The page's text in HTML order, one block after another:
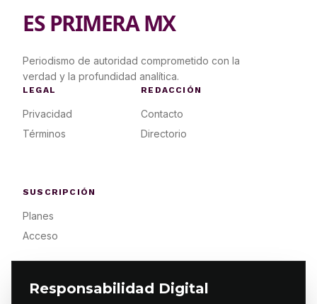
Responsabilidad Digital
ES PRIMERA MX
Periodismo de autoridad comprometido con la
verdad y la profundidad analítica.
LEGAL
Privacidad
Términos
REDACCIÓN
Contacto
Directorio
SUSCRIPCIÓN
Planes
Acceso